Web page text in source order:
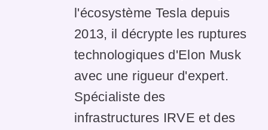
l'écosystème Tesla depuis
2013, il décrypte les ruptures
technologiques d'Elon Musk
avec une rigueur d'expert.
Spécialiste des
infrastructures IRVE et des